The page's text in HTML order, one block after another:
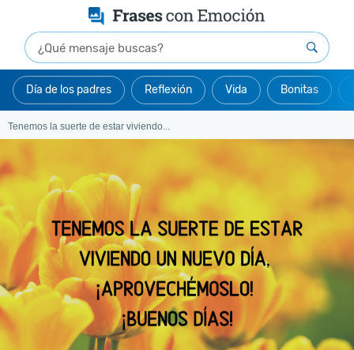
Día de los padres Reflexión Vida Bonitas
Tenemos la suerte de estar viviendo...